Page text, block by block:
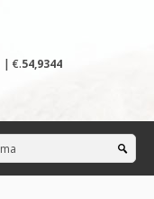
| €.54,9344